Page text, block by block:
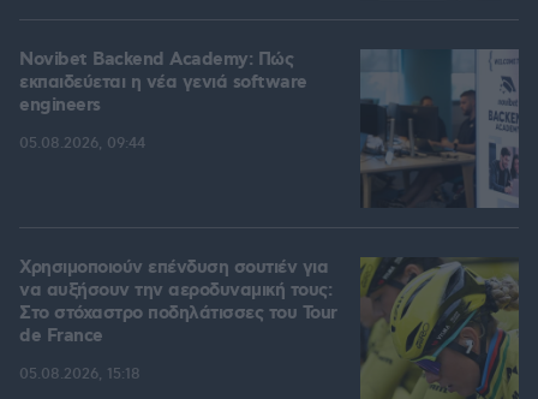
Novibet Backend Academy: Πώς
εκπαιδεύεται η νέα γενιά software
engineers
05.08.2026, 09:44
Χρησιμοποιούν επένδυση σουτιέν για
να αυξήσουν την αεροδυναμική τους:
Στο στόχαστρο ποδηλάτισσες του Tour
de France
05.08.2026, 15:18